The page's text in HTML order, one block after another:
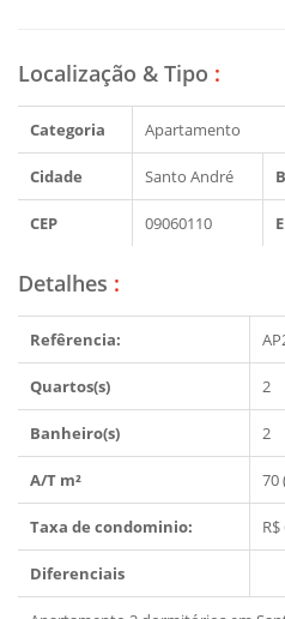
Localização & Tipo :
Categoria Apartamento
Cidade Santo André
CEP 09060110
Detalhes :
Refêrencia:
Quartos(s) 2
Banheiro(s) 2
A/T m² 70
Taxa de condominio:
Diferenciais